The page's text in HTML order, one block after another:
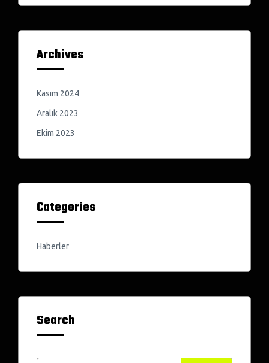
Archives
Kasım 2024
Aralık 2023
Ekim 2023
Categories
Haberler
Search